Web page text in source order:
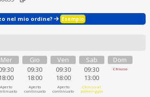
nel mio ordine? Esempio
Mer
Aperto
Gio
09:30
18:00
Aperto
continuato
Ven
09:30
18:00
Aperto
continuato
Sab
09:30
13:00
Chiuso al
pomeriggio
Dom
Chiuso